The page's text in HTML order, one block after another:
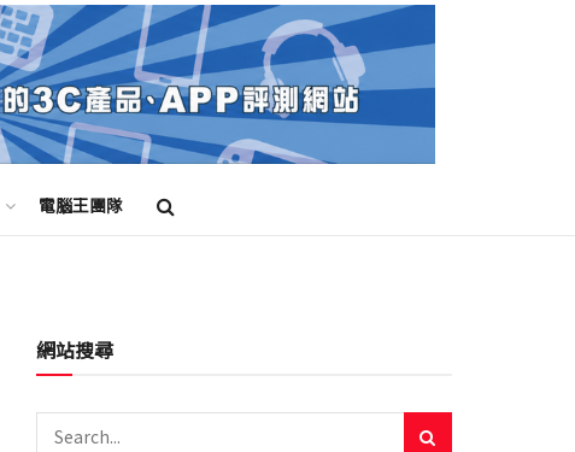
電腦王團隊
網站搜尋